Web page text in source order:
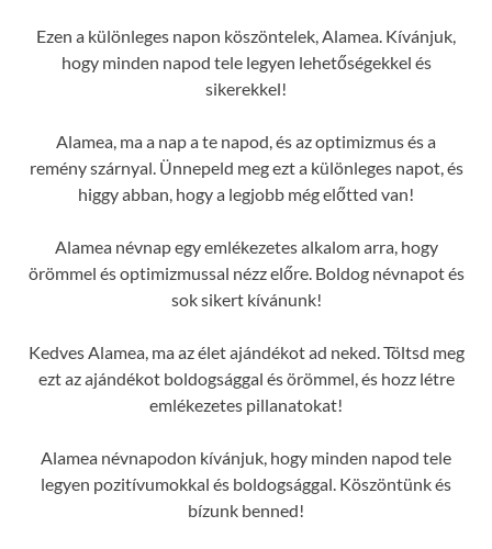
Ezen a különleges napon köszöntelek, Alamea. Kívánjuk,
hogy minden napod tele legyen lehetőségekkel és
sikerekkel!
Alamea, ma a nap a te napod, és az optimizmus és a
remény szárnyal. Ünnepeld meg ezt a különleges napot, és
higgy abban, hogy a legjobb még előtted van!
Alamea névnap egy emlékezetes alkalom arra, hogy
örömmel és optimizmussal nézz előre. Boldog névnapot és
sok sikert kívánunk!
Kedves Alamea, ma az élet ajándékot ad neked. Töltsd meg
ezt az ajándékot boldogsággal és örömmel, és hozz létre
emlékezetes pillanatokat!
Alamea névnapodon kívánjuk, hogy minden napod tele
legyen pozitívumokkal és boldogsággal. Köszöntünk és
bízunk benned!